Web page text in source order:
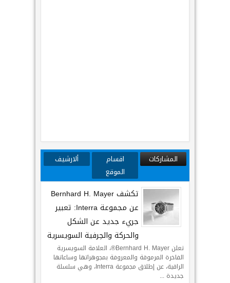
المشاركات
اقسام
الموقع
ألارشيف
تكشف Bernhard H. Mayer
عن مجموعة Interra: تعبير
جريء جديد عن الشكل
والحركة والحِرفية السويسرية
تعلن Bernhard H. Mayer®، العلامة السويسرية
الفاخرة المرموقة والمعروفة بمجوهراتها وساعاتها
الراقية، عن إطلاق مجموعة Interra، وهي سلسلة
جديدة ...